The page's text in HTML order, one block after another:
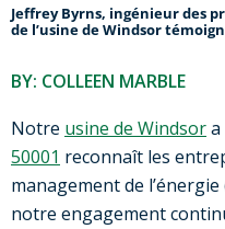
Jeffrey Byrns, ingénieur des
de l’usine de Windsor
BY: COLLEEN MARBLE
Notre usine de Windsora
50001 reconnaît les
management de
notre engagement